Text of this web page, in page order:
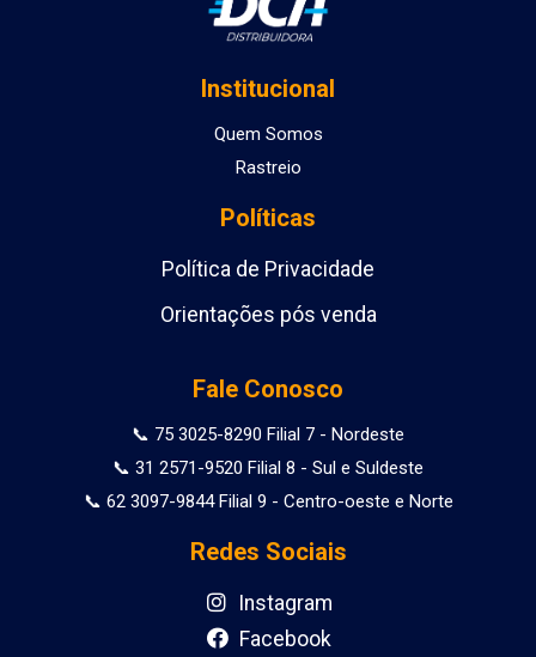
Institucional
Quem Somos
Rastreio
Políticas
Política de Privacidade
Orientações pós venda
Fale Conosco
📞 75 3025-8290 Filial 7 - Nordeste
📞 31 2571-9520 Filial 8 - Sul e Suldeste
📞 62 3097-9844 Filial 9 - Centro-oeste e Norte
Redes Sociais
Instagram
Facebook